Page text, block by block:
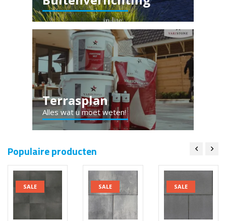
Terrasplan
Alles wat u moet weten!
Populaire producten
SALE SALE SALE